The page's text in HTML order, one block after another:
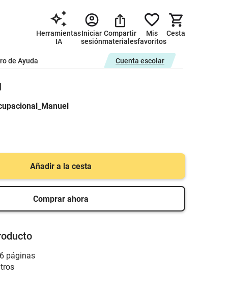
Herramientas
IA
Iniciar
sesión
Compartir
materiales
Mis
favoritos
Cesta
de Ayuda Cuenta escolar
Añadir a la cesta
Comprar ahora
páginas